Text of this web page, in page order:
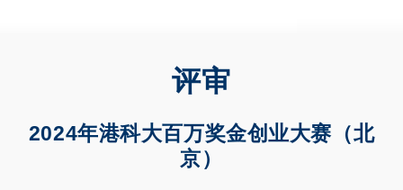
评审
2024年港科大百万奖金创业大赛（北
京）